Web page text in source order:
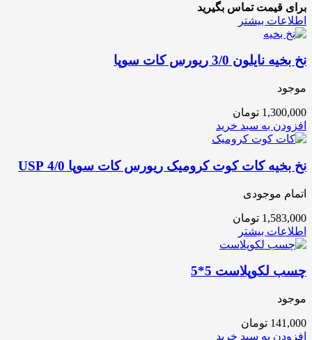
برای قیمت تماس بگیرید
اطلاعات بیشتر
نخ بخیه نایلون 3/0 ریورس کات سوپا
موجود
1,300,000 تومان
افزودن به سبد خرید
نخ بخیه کات کوت کرومیک ریورس کات سوپا 4/0 USP
اتمام موجودی
1,583,000 تومان
اطلاعات بیشتر
چسب لکوپلاست 5*5
موجود
141,000 تومان
افزودن به سبد خرید